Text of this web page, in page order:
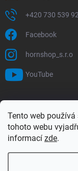
Tento web
tohoto webu
informací zde.
+420 730 539
Facebook
hornshop_s.r.o
YouTube